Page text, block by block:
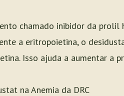
chamado inibidor da
a eritropoietina, o
Isso ajuda a aumentar a
na Anemia da DRC